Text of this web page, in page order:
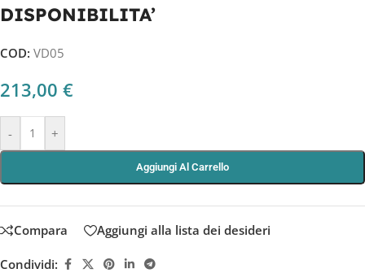
DISPONIBILITA’
COD: VD05
213,00 €
- +
Aggiungi Al Carrello
Compara Aggiungi alla lista dei desideri
Condividi: